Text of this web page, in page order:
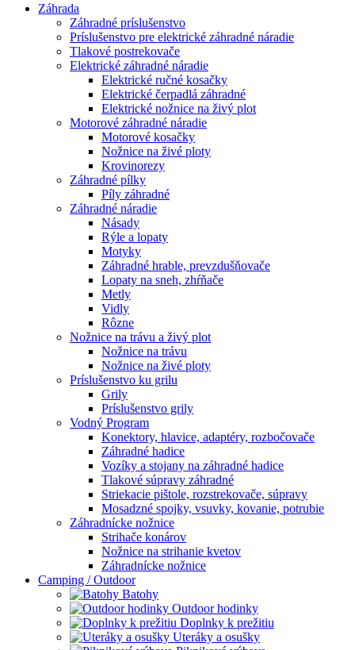
Záhrada
Záhradné príslušenstvo
Príslušenstvo pre elektrické záhradné náradie
Tlakové postrekovače
Elektrické záhradné náradie
Elektrické ručné kosačky
Elektrické čerpadlá záhradné
Elektrické nožnice na živý plot
Motorové záhradné náradie
Motorové kosačky
Nožnice na živé ploty
Krovinorezy
Záhradné pílky
Píly záhradné
Záhradné náradie
Násady
Rýle a lopaty
Motyky
Záhradné hrable, prevzdušňovače
Lopaty na sneh, zhŕňače
Metly
Vidly
Rôzne
Nožnice na trávu a živý plot
Nožnice na trávu
Nožnice na živé ploty
Príslušenstvo ku grilu
Grily
Príslušenstvo grily
Vodný Program
Konektory, hlavice, adaptéry, rozbočovače
Záhradné hadice
Vozíky a stojany na záhradné hadice
Tlakové súpravy záhradné
Striekacie pištole, rozstrekovače, súpravy
Mosadzné spojky, vsuvky, kovanie, potrubie
Záhradnícke nožnice
Strihače konárov
Nožnice na strihanie kvetov
Záhradnícke nožnice
Camping / Outdoor
Batohy
Outdoor hodinky
Doplnky k prežitiu
Uteráky a osušky